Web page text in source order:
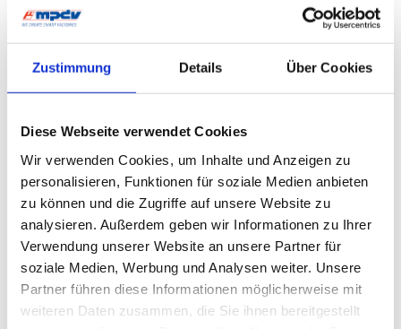
Zustimmung Details Über Cookies
Diese Webseite verwendet Cookies
Wir verwenden Cookies, um Inhalte und Anzeigen zu
personalisieren, Funktionen für soziale Medien anbieten
zu können und die Zugriffe auf unsere Website zu
analysieren. Außerdem geben wir Informationen zu Ihrer
Verwendung unserer Website an unsere Partner für
soziale Medien, Werbung und Analysen weiter. Unsere
Partner führen diese Informationen möglicherweise mit
weiteren Daten zusammen, die Sie ihnen bereitgestellt
Smart Factory Glossar
Unternehmen & Referenzen
Historie
Unser Engagement
Referenzen & Success Stories
Fachverbände
Firmenmagazin
Smart Factory TV
Welttag Smart Factory